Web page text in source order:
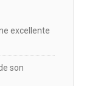
excellente
son